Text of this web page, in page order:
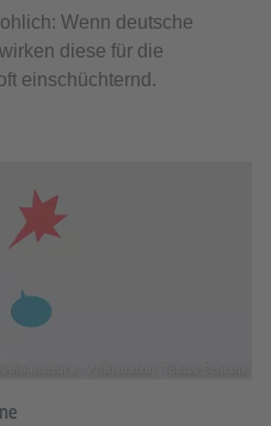
Wenn deutsche
diese für die
einschüchternd.